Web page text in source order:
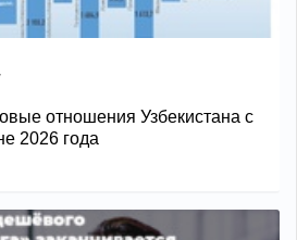
отношения Узбекистана с
2026 года